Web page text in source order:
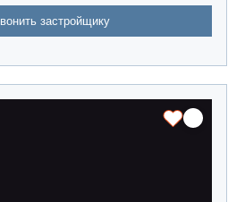
застройщику